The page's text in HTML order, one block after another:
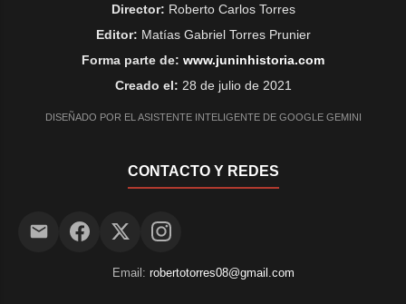
Director: Roberto Carlos Torres
Editor: Matías Gabriel Torres Prunier
Forma parte de: www.juninhistoria.com
Creado el: 28 de julio de 2021
DISEÑADO POR EL ASISTENTE INTELIGENTE DE GOOGLE GEMINI
CONTACTO Y REDES
Email: robertotorres08@gmail.com